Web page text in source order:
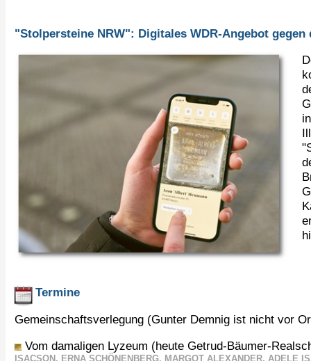
"Stolpersteine NRW": Digitales WDR-Angebot gegen
Termine
Gemeinschaftsverlegung (Gunter Demnig ist nicht vor
Vom damaligen Lyzeum (heute Getrud-Bäumer-
ISACSON, ERNA SCHÖNENBERG, MARGOT ALEXANDER, ADELE